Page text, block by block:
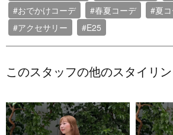
#おでかけコーデ
#春夏コーデ
#夏
#アクセサリー
#E25
このスタッフの他のスタイリ